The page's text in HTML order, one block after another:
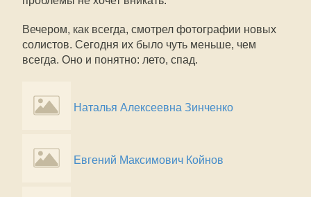
Вечером, как всегда, смотрел фотографии новых
солистов. Сегодня их было чуть меньше, чем
всегда. Оно и понятно: лето, спад.
Наталья Алексеевна Зинченко
Евгений Максимович Койнов